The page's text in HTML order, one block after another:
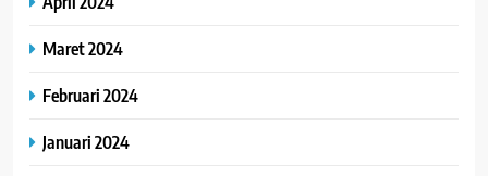
Maret 2024
Februari 2024
Januari 2024